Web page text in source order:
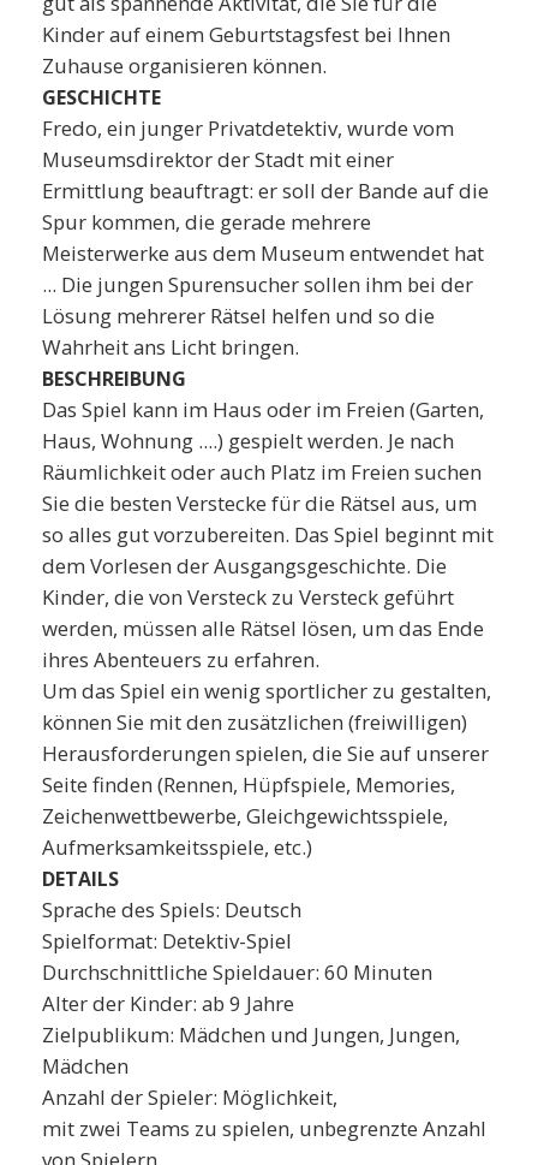
Kinder auf einem Geburtstagsfest bei Ihnen
Zuhause organisieren können.
GESCHICHTE
Fredo, ein junger Privatdetektiv, wurde vom
Museumsdirektor der Stadt mit einer
Ermittlung beauftragt: er soll der Bande auf die
Spur kommen, die gerade mehrere
Meisterwerke aus dem Museum entwendet hat
... Die jungen Spurensucher sollen ihm bei der
Lösung mehrerer Rätsel helfen und so die
Wahrheit ans Licht bringen.
BESCHREIBUNG
Das Spiel kann im Haus oder im Freien (Garten,
Haus, Wohnung ....) gespielt werden. Je nach
Räumlichkeit oder auch Platz im Freien suchen
Sie die besten Verstecke für die Rätsel aus, um
so alles gut vorzubereiten. Das Spiel beginnt mit
dem Vorlesen der Ausgangsgeschichte. Die
Kinder, die von Versteck zu Versteck geführt
werden, müssen alle Rätsel lösen, um das Ende
ihres Abenteuers zu erfahren.
Um das Spiel ein wenig sportlicher zu gestalten,
können Sie mit den zusätzlichen (freiwilligen)
Herausforderungen spielen, die Sie auf unserer
Seite finden (Rennen, Hüpfspiele, Memories,
Zeichenwettbewerbe, Gleichgewichtsspiele,
Aufmerksamkeitsspiele, etc.)
DETAILS
Sprache des Spiels: Deutsch
Spielformat: Detektiv-Spiel
Durchschnittliche Spieldauer: 60 Minuten
Alter der Kinder: ab 9 Jahre
Zielpublikum: Mädchen und Jungen, Jungen,
Mädchen
Anzahl der Spieler: Möglichkeit,
mit zwei Teams zu spielen, unbegrenzte Anzahl
von Spielern